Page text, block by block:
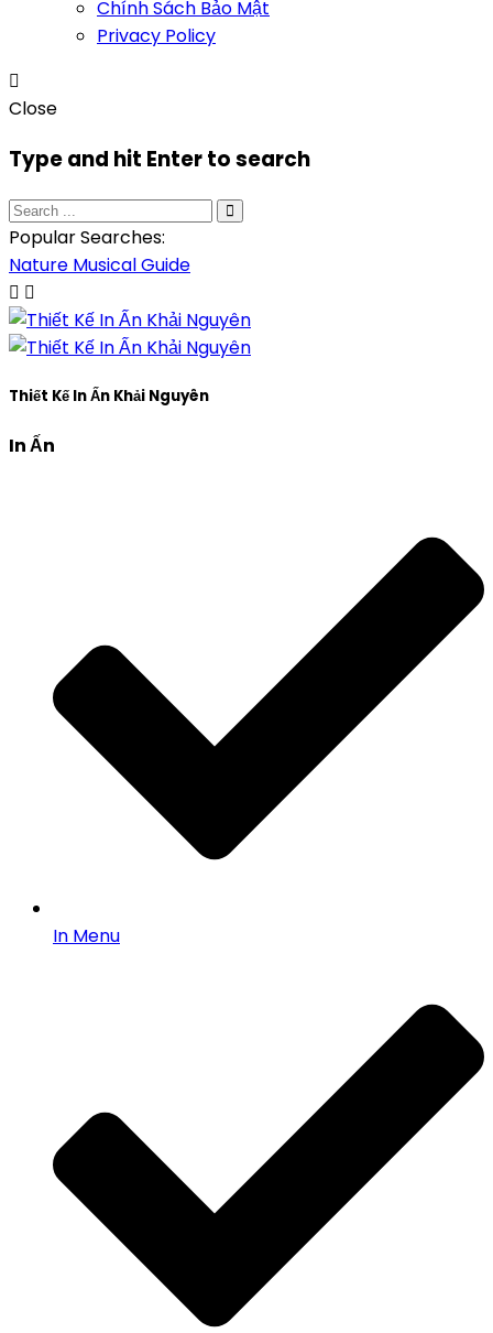
Chính Sách Bảo Mật
Privacy Policy
Close
Type and hit Enter to search
Popular Searches:
Nature MusicalGuide
Thiết Kế In Ấn Khải Nguyên
In Ấn
In Menu